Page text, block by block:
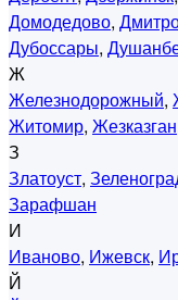
Домодедово,
Дубоссары,
Ж
Железнодорожный,
Житомир, Жезказган
З
Златоуст,
Зарафшан
И
Иваново, Ижевск,
Й